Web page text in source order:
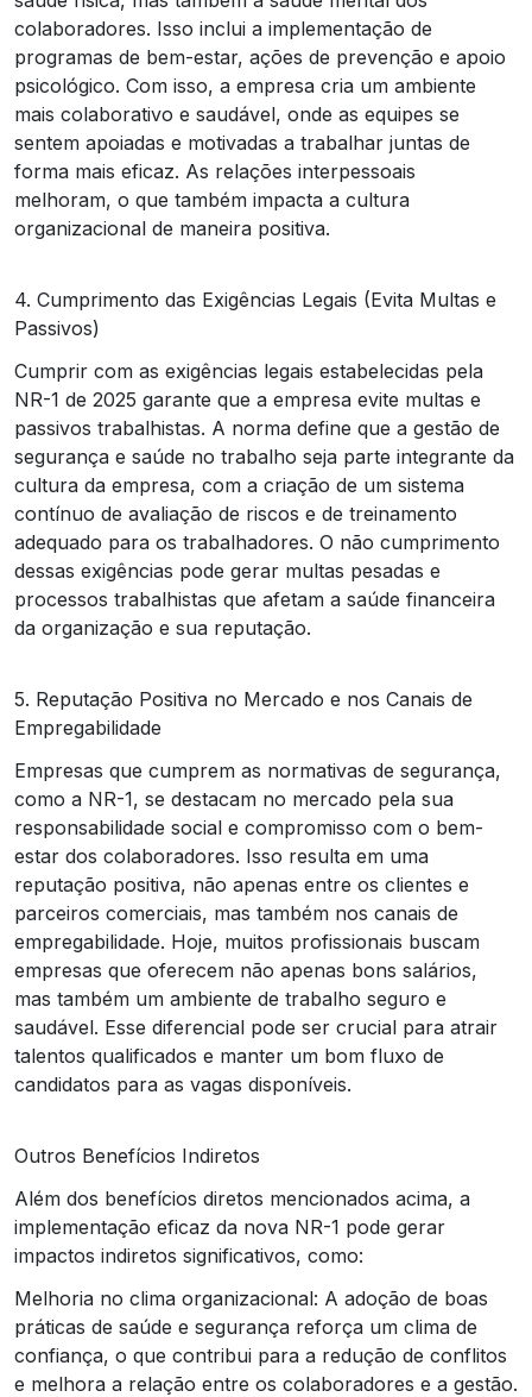
colaboradores. Isso inclui a implementação de
programas de bem-estar, ações de prevenção e apoio
psicológico. Com isso, a empresa cria um ambiente
mais colaborativo e saudável, onde as equipes se
sentem apoiadas e motivadas a trabalhar juntas de
forma mais eficaz. As relações interpessoais
melhoram, o que também impacta a cultura
organizacional de maneira positiva.
4. Cumprimento das Exigências Legais (Evita Multas e
Passivos)
Cumprir com as exigências legais estabelecidas pela
NR-1 de 2025 garante que a empresa evite multas e
passivos trabalhistas. A norma define que a gestão de
segurança e saúde no trabalho seja parte integrante da
cultura da empresa, com a criação de um sistema
contínuo de avaliação de riscos e de treinamento
adequado para os trabalhadores. O não cumprimento
dessas exigências pode gerar multas pesadas e
processos trabalhistas que afetam a saúde financeira
da organização e sua reputação.
5. Reputação Positiva no Mercado e nos Canais de
Empregabilidade
Empresas que cumprem as normativas de segurança,
como a NR-1, se destacam no mercado pela sua
responsabilidade social e compromisso com o bem-
estar dos colaboradores. Isso resulta em uma
reputação positiva, não apenas entre os clientes e
parceiros comerciais, mas também nos canais de
empregabilidade. Hoje, muitos profissionais buscam
empresas que oferecem não apenas bons salários,
mas também um ambiente de trabalho seguro e
saudável. Esse diferencial pode ser crucial para atrair
talentos qualificados e manter um bom fluxo de
candidatos para as vagas disponíveis.
Outros Benefícios Indiretos
Além dos benefícios diretos mencionados acima, a
implementação eficaz da nova NR-1 pode gerar
impactos indiretos significativos, como:
Melhoria no clima organizacional: A adoção de boas
práticas de saúde e segurança reforça um clima de
confiança, o que contribui para a redução de conflitos
e melhora a relação entre os colaboradores e a gestão.